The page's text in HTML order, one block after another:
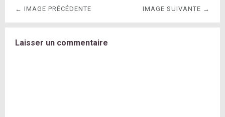
← IMAGE PRÉCÉDENTE IMAGE SUIVANTE →
Laisser un commentaire